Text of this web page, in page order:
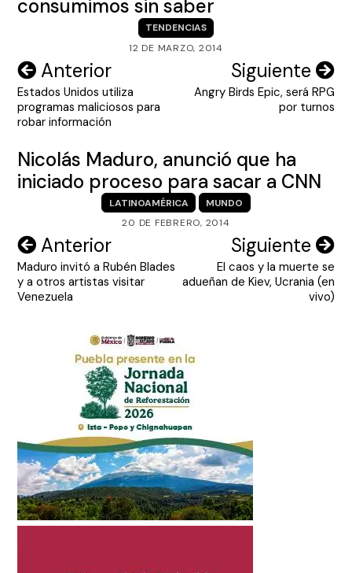
consumimos sin saber
TENDENCIAS
12 DE MARZO, 2014
Navegación
de
entradas
Anterior
Estados Unidos utiliza
programas maliciosos para
robar información
Siguiente
Angry Birds Epic, será RPG
por turnos
Nicolás Maduro, anunció que ha
iniciado proceso para sacar a CNN
LATINOAMÉRICA
MUNDO
20 DE FEBRERO, 2014
Navegación
de
entradas
Anterior
Maduro invitó a Rubén Blades
y a otros artistas visitar
Venezuela
Siguiente
El caos y la muerte se
adueñan de Kiev, Ucrania (en
vivo)